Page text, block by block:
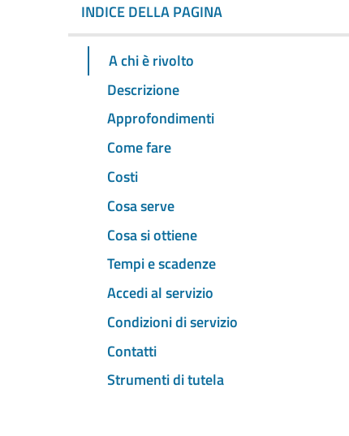
INDICE DELLA PAGINA
A chi è rivolto
Descrizione
Approfondimenti
Come fare
Costi
Cosa serve
Cosa si ottiene
Tempi e scadenze
Accedi al servizio
Condizioni di servizio
Contatti
Strumenti di tutela